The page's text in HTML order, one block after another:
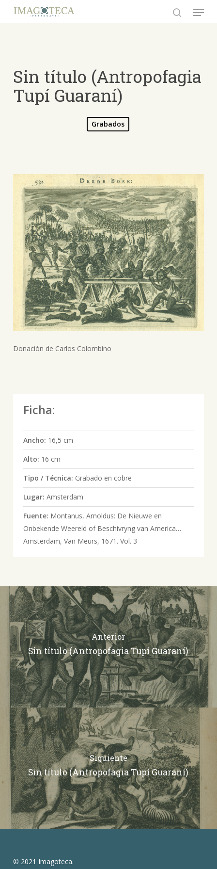
Menu
Sin título (Antropofagia
Tupí Guaraní)
Grabados
Donación de Carlos Colombino
Ficha:
Ancho: 16,5 cm
Alto: 16 cm
Tipo / Técnica: Grabado en cobre
Lugar: Amsterdam
Fuente: Montanus, Arnoldus: De Nieuwe en
Onbekende Weereld of Beschivryng van America…
Amsterdam, Van Meurs, 1671. Vol. 3
Anterior
Sin título (Antropofagia Tupí Guaraní)
Siguiente
Sin título (Antropofagia Tupí Guaraní)
© 2021 Imagoteca.